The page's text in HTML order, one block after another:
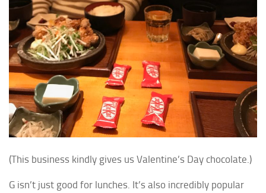
(This business kindly gives us Valentine’s Day chocolate.)
G isn’t just good for lunches. It’s also incredibly popular